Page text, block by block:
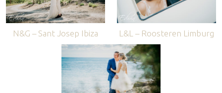
N&G – Sant Josep Ibiza L&L – Roosteren Limburg